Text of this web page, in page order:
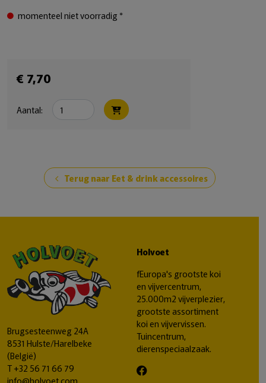
momenteel niet voorradig *
€ 7,70
Aantal:
chevron_left Terug naar Eet & drink accessoires
Brugsesteenweg 24A
8531 Hulste/Harelbeke
(België)
T+32 56 71 66 79
info@holvoet.com
Holvoet
fEuropa's grootste koi
en vijvercentrum,
25.000m2 vijverplezier,
grootste assortiment
koi en vijvervissen.
Tuincentrum,
dierenspeciaalzaak.